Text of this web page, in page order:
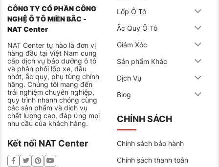
CÔNG TY CỔ PHẦN CÔNG
NGHỆ Ô TÔ MIỀN BẮC -
NAT Center
NAT Center tự hào là đơn vị
hàng đầu tại Việt Nam cung
cấp dịch vụ bảo dưỡng ô tô
và phân phối lốp xe, dầu
nhớt, ắc quy, phụ tùng chính
hãng. Chúng tôi mang đến
trải nghiệm chuyên nghiệp,
quy trình nhanh chóng cùng
các sản phẩm và dịch vụ
chất lượng cao, đáp ứng mọi
nhu cầu của khách hàng.
Kết nối NAT Center
Lốp Ô Tô
Ắc Quy Ô Tô
Giảm Xóc
Sản phẩm Khác
Dịch Vụ
Blog
CHÍNH SÁCH
Chính sách bảo hành
Chính sách thanh toán